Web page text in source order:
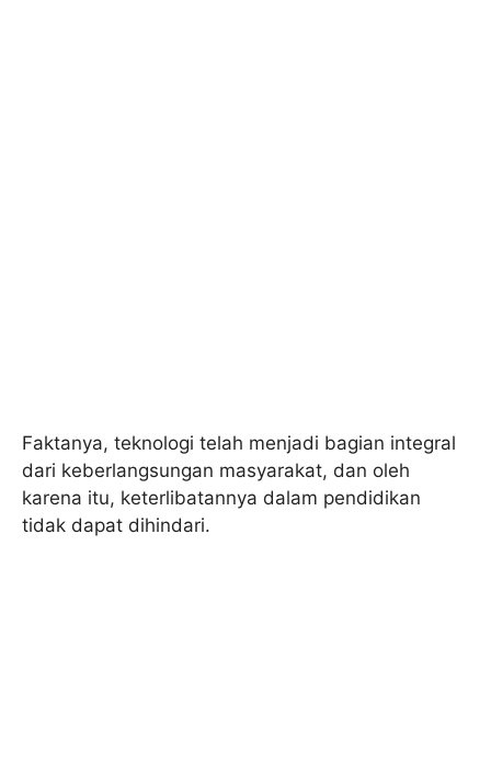
Faktanya, teknologi telah menjadi bagian integral
dari keberlangsungan masyarakat, dan oleh
karena itu, keterlibatannya dalam pendidikan
tidak dapat dihindari.